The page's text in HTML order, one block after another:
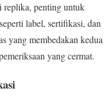
replika, penting untuk
label, sertifikasi, dan
yang membedakan kedua
yang cermat.